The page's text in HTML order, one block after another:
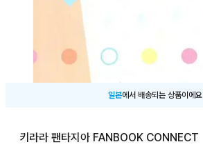
일본에서 배송되는 상품이에요
키라라 팬타지아 FANBOOK CONNECT